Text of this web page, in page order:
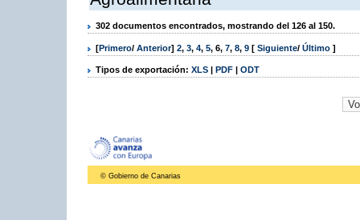
302 documentos encontrados, mostrando del 126 al 150.
[Primero/ Anterior] 2, 3, 4, 5, 6, 7, 8, 9 [ Siguiente/ Último ]
Tipos de exportación: XLS | PDF | ODT
© Gobierno de Canarias